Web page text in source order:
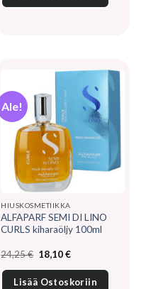
Ale!
HIUSKOSMETIIKKA
ALFAPARF SEMI DI LINO
CURLS kiharaöljy 100ml
24,25€ Alkuperäinen
hinta
oli:
24,25 €.
18,10€Nykyinen
on:
18,10 €.
Lisää Ostoskoriin